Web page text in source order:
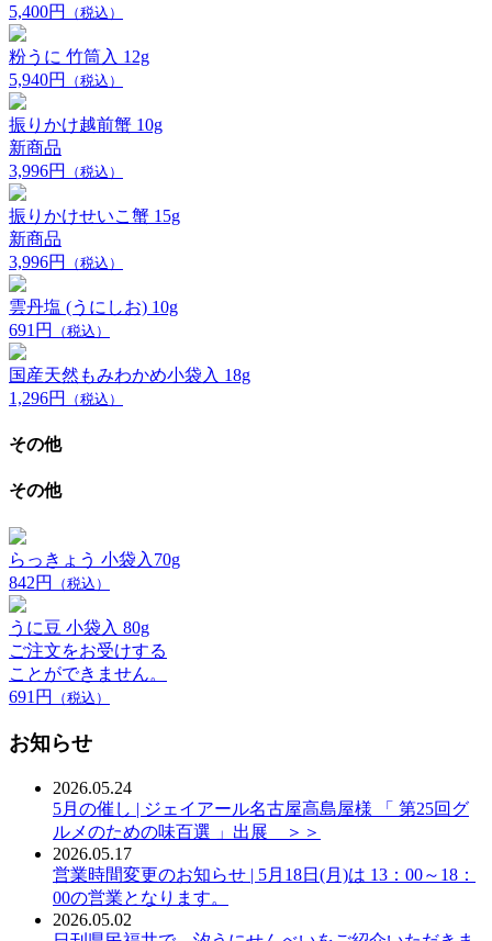
5,400円
（税込）
粉うに 竹筒入 12g
5,940円
（税込）
振りかけ越前蟹 10g
新商品
3,996円
（税込）
振りかけせいこ蟹 15g
新商品
3,996円
（税込）
雲丹塩 (うにしお) 10g
691円
（税込）
国産天然もみわかめ小袋入 18g
1,296円
（税込）
その他
その他
らっきょう 小袋入70g
842円
（税込）
うに豆 小袋入 80g
ご注文をお受けする
ことができません。
691円
（税込）
お知らせ
2026.05.24
5月の催し | ジェイアール名古屋高島屋様 「 第25回グ
ルメのための味百選 」出展 ＞＞
2026.05.17
営業時間変更のお知らせ | 5月18日(月)は 13：00～18：
00の営業となります。
2026.05.02